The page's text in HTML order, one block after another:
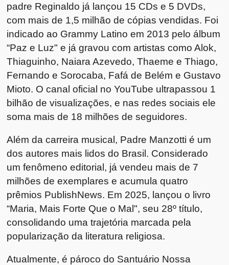
padre Reginaldo já lançou 15 CDs e 5 DVDs,
com mais de 1,5 milhão de cópias vendidas. Foi
indicado ao Grammy Latino em 2013 pelo álbum
“Paz e Luz" e já gravou com artistas como Alok,
Thiaguinho, Naiara Azevedo, Thaeme e Thiago,
Fernando e Sorocaba, Fafá de Belém e Gustavo
Mioto. O canal oficial no YouTube ultrapassou 1
bilhão de visualizações, e nas redes sociais ele
soma mais de 18 milhões de seguidores.
Além da carreira musical, Padre Manzotti é um
dos autores mais lidos do Brasil. Considerado
um fenômeno editorial, já vendeu mais de 7
milhões de exemplares e acumula quatro
prêmios PublishNews. Em 2025, lançou o livro
“Maria, Mais Forte Que o Mal", seu 28º título,
consolidando uma trajetória marcada pela
popularização da literatura religiosa.
Atualmente, é pároco do Santuário Nossa